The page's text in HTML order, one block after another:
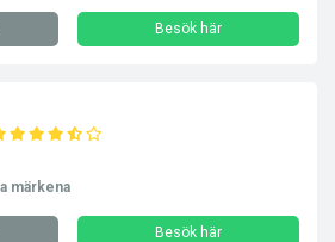
Besök här
märkena
Besök här